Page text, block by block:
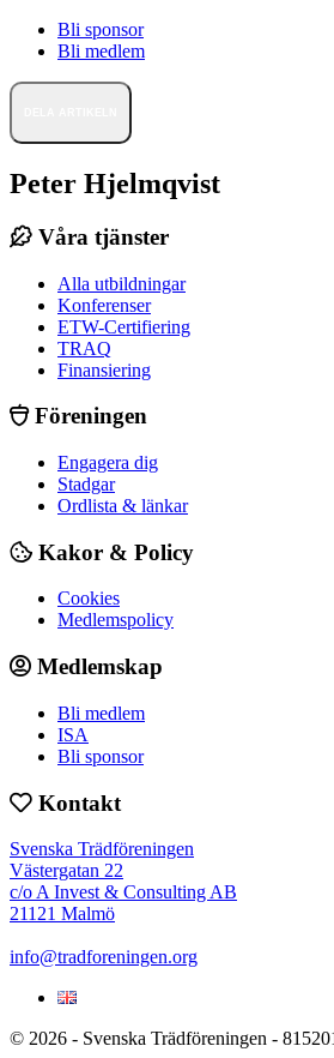
Bli sponsor
Bli medlem
Peter Hjelmqvist
Våra tjänster
Alla utbildningar
Konferenser
ETW-Certifiering
TRAQ
Finansiering
Föreningen
Engagera dig
Stadgar
Ordlista & länkar
Kakor & Policy
Cookies
Medlemspolicy
Medlemskap
Bli medlem
ISA
Bli sponsor
Kontakt
Svenska Trädföreningen
Västergatan 22
c/o A Invest & Consulting AB
21121 Malmö
info@tradforeningen.org
© 2026 - Svenska Trädföreningen -